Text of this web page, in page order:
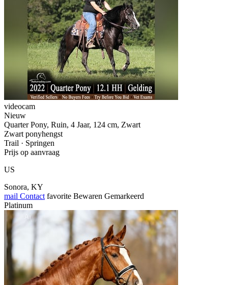
videocam
Nieuw
Quarter Pony, Ruin, 4 Jaar, 124 cm, Zwart
Zwart ponyhengst
Trail · Springen
Prijs op aanvraag
US
Sonora, KY
mail Contact favorite Bewaren Gemarkeerd
Platinum